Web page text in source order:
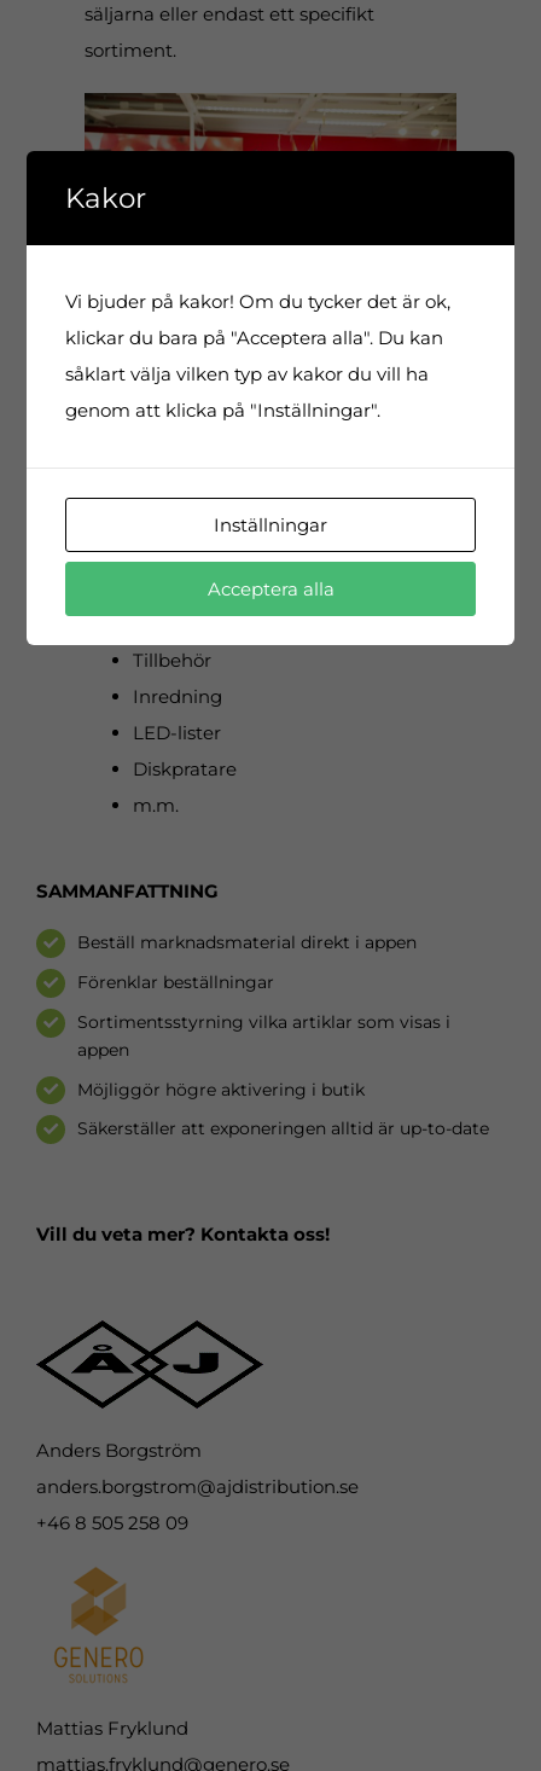
säljarna eller endast ett specifikt
sortiment.
Allt som ni lagrar på lagerhotellet på
POS-material
Hyllkantsetiketter
Tillbehör
Inredning
LED-lister
Diskpratare
m.m.
SAMMANFATTNING
Beställ marknadsmaterial direkt i appen
Förenklar beställningar
Sortimentsstyrning vilka artiklar som visas i
appen
Möjliggör högre aktivering i butik
Säkerställer att exponeringen alltid är up-to-date
Vill du veta mer? Kontakta oss!
Anders Borgström
anders.borgstrom@ajdistribution.se
+46 8 505 258 09
Mattias Fryklund
mattias.fryklund@genero.se
Kakor
Vi bjuder på kakor! Om du tycker det är ok,
klickar du bara på "Acceptera alla". Du kan
såklart välja vilken typ av kakor du vill ha
genom att klicka på "Inställningar".
Inställningar
Acceptera alla